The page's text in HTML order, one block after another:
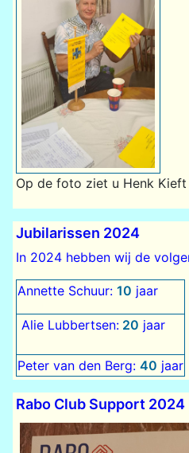
Op de foto ziet u Henk Kieft
Jubilarissen 2024
In 2024 hebben wij de
Annette Schuur: 10 jaar
Alie Lubbertsen: 20 jaar
Peter van den Berg: 40 jaar
Rabo Club Support 2024